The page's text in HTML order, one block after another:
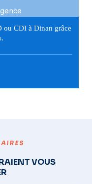
ou CDI à Dinan grâce
VOUS